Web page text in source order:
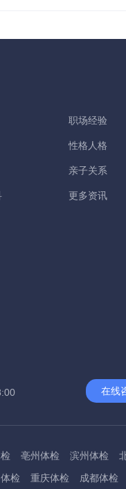
职场经验
性格人格
亲子关系
更多资讯
在线
亳州体检 滨州体检
检 重庆体检 成都体检